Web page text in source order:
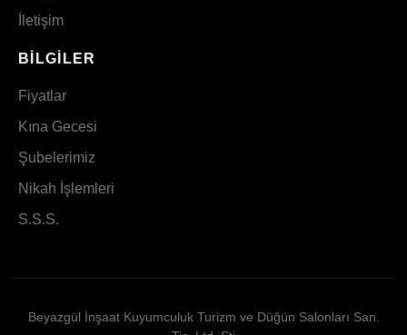
İletişim
BILGILER
Fiyatlar
Kına Gecesi
Şubelerimiz
Nikah İşlemleri
S.S.S.
Beyazgül İnşaat Kuyumculuk Turizm ve Düğün Salonları San.